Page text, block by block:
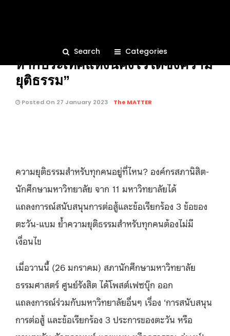
Search Categories
คุณกำลังอ่าน:
“ไม่ควรมีใครต้องเสียสละเช่นนี้
หากประเทศแห่งนี้คงไว้ได้ซึ่งความ
ยุติธรรม”
Posted On 27 January 2023 The MATTER
ความยุติธรรมสำหรับทุกคนอยู่ที่ไหน? องค์กรสภานิสิต-
นักศึกษามหาวิทยาลัย จาก 11 มหาวิทยาลัยได้
แถลงการณ์สนับสนุนการต่อสู้และข้อเรียกร้อง 3 ข้อของ
ตะวัน-แบม ย้ำความยุติธรรมสำหรับทุกคนต้องไม่มี
เงื่อนไข
เมื่อวานนี้ (26 มกราคม) สภานักศึกษามหาวิทยาลัย
ธรรมศาสตร์ ศูนย์รังสิต ได้โพสต์เฟซบุ๊ก ออก
แถลงการณ์ร่วมกับมหาวิทยาลัยอื่นๆ เรื่อง ‘การสนับสนุน
การต่อสู้ และข้อเรียกร้อง 3 ประการของตะวัน หรือ